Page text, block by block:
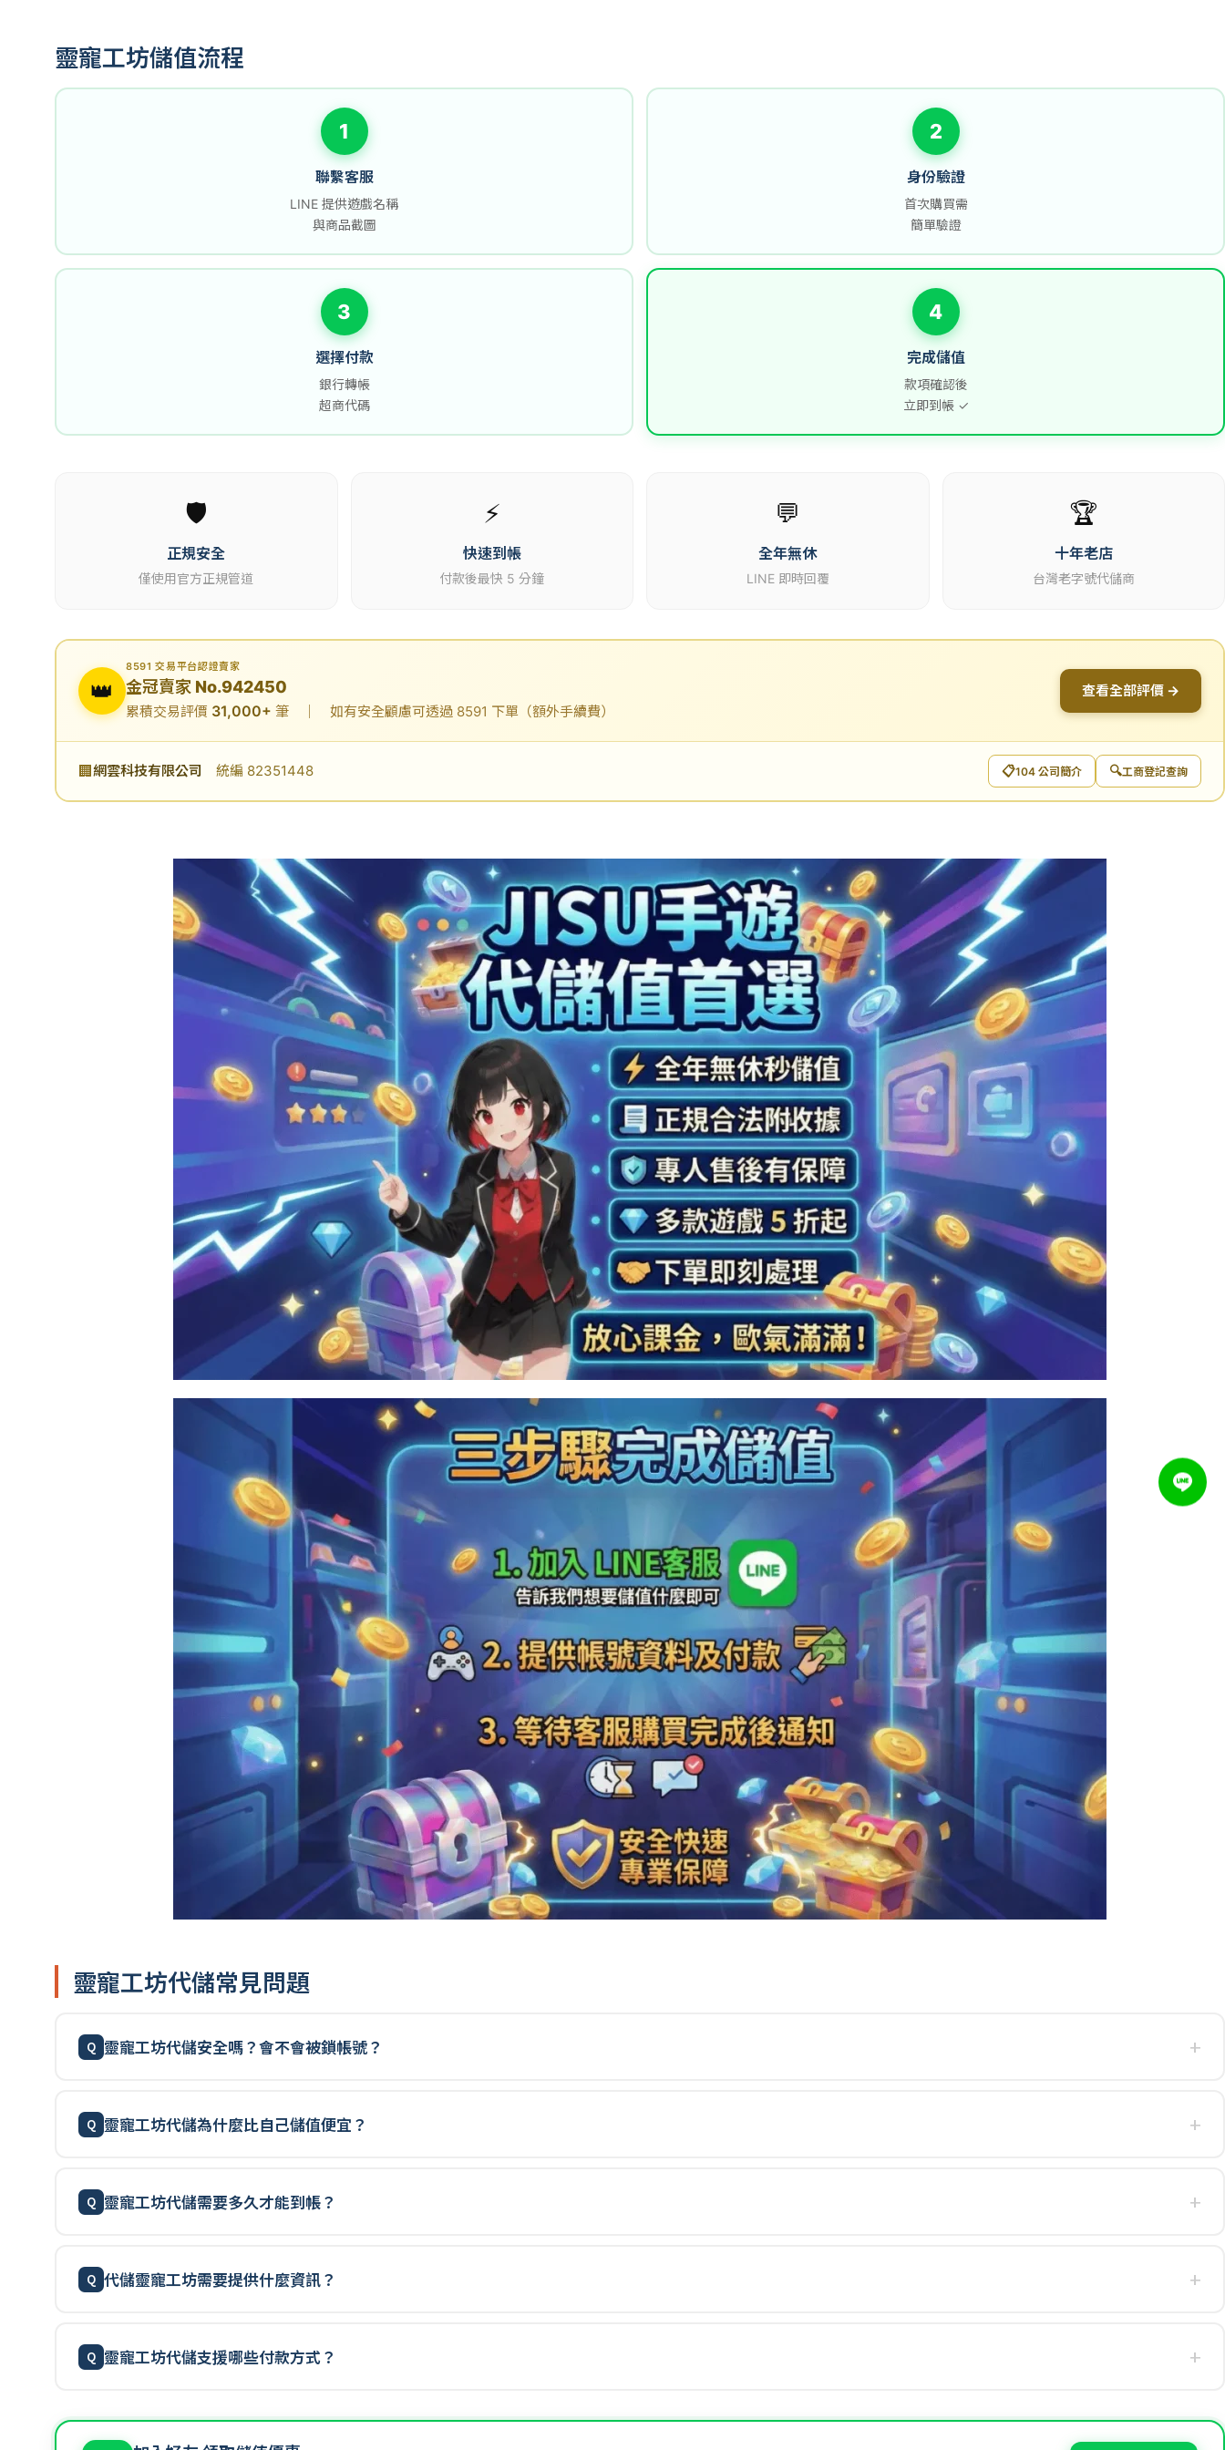
靈寵工坊儲值流程
1
聯繫客服
LINE 提供遊戲名稱
與商品截圖
2
身份驗證
首次購買需
簡單驗證
3
選擇付款
銀行轉帳
超商代碼
4
完成儲值
款項確認後
立即到帳 ✓
🛡️
正規安全
僅使用官方正規管道
⚡
快速到帳
付款後最快 5 分鐘
💬
全年無休
LINE 即時回覆
🏆
十年老店
台灣老字號代儲商
👑
8591 交易平台認證賣家
金冠賣家 No.942450
累積交易評價 31,000+ 筆 ｜ 如有安全顧慮可透過 8591 下單（額外手續費）
查看全部評價 →
🏢網雲科技有限公司 統編 82351448 📋104 公司簡介 🔍工商登記查詢
靈寵工坊代儲常見問題
靈寵工坊代儲安全嗎？會不會被鎖帳號？
靈寵工坊代儲為什麼比自己儲值便宜？
靈寵工坊代儲需要多久才能到帳？
代儲靈寵工坊需要提供什麼資訊？
靈寵工坊代儲支援哪些付款方式？